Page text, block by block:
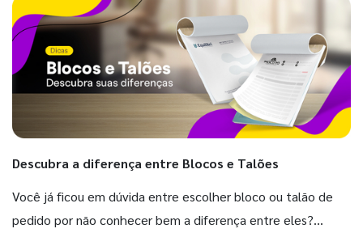
Descubra a diferença entre Blocos e Talões
Você já ficou em dúvida entre escolher bloco ou talão de
pedido por não conhecer bem a diferença entre eles?